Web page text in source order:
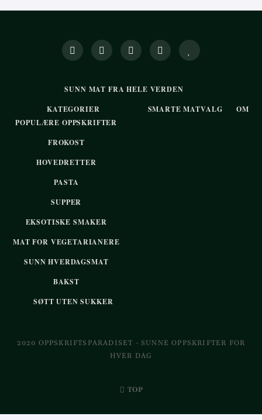
SUNN MAT FRA HELE VERDEN
KATEGORIER
POPULÆRE OPPSKRIFTER
FROKOST
HOVEDRETTER
PASTA
SUPPER
EKSOTISKE SMAKER
MAT FOR VEGETARIANERE
SUNN HVERDAGSMAT
BAKST
SØTT UTEN SUKKER
SMARTE MATVALG OM
2020 OPPSKRIFTSPARADISET - SUNNE OPPSKRIFTER FOR
HVER DAG
TOP